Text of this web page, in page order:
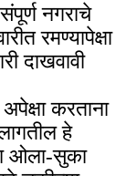
नगराचे
रमण्यापेक्षा
दाखवावी
करताना
हे
ओला-सुका